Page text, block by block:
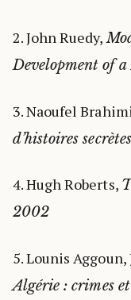
2. John Ruedy,
Development of
3. Naoufel
d’histoires secrètes
4. Hugh Roberts,
2002
5. Lounis
Algérie : crimes